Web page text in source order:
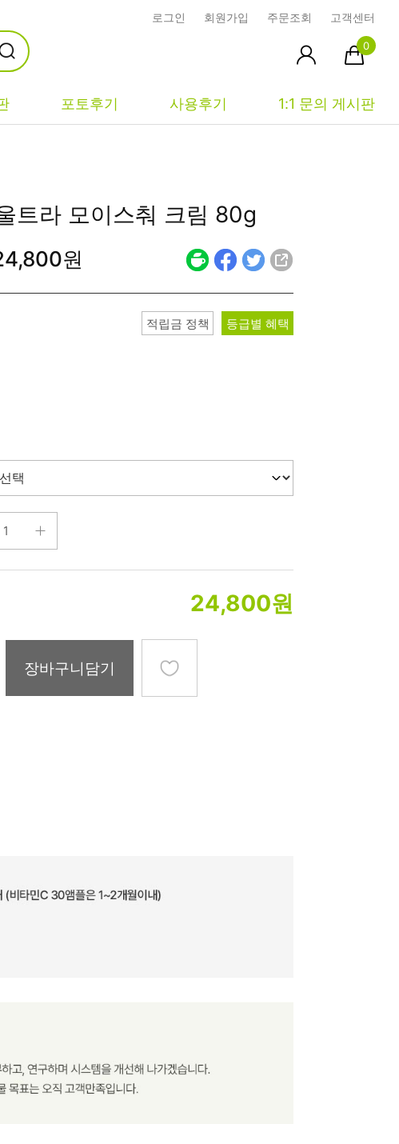
로그인 회원가입 주문조회 고객센터
0
포토후기 사용후기 1:1 문의 게시판
건성
중성
지성
시사모
상품문의
시드물통신
전 어떻게 써요?
포토사용 후기
장바구니
최근본상품
위시리스트
트라 모이스춰 크림 80g
원
적립금 정책 등급별 혜택
24,800원
장바구니담기